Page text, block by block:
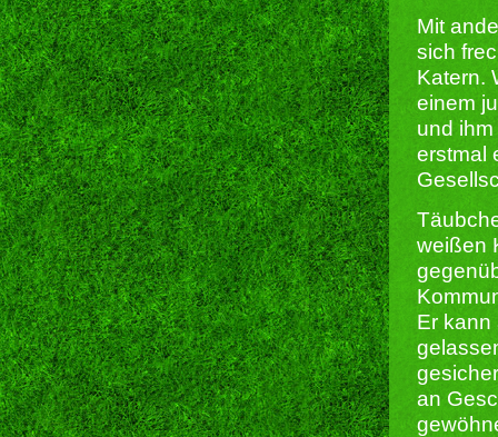
Mit
sich
Katern.
einem
und
erstmal
weißen
Er kann
an